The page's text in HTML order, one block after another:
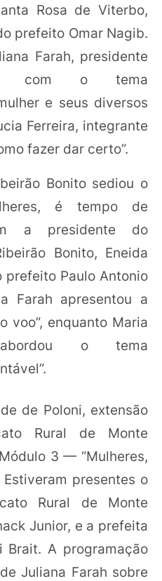
Rosa de Viterbo,
prefeito Omar Nagib.
Farah, presidente
com o tema
e seus diversos
Ferreira, integrante
fazer dar certo”.
Bonito sediou o
é tempo de
a presidente do
Bonito, Eneida
prefeito Paulo Antonio
Farah apresentou a
voo”, enquanto Maria
o tema
de Poloni, extensão
Rural de Monte
3 — “Mulheres,
presentes o
Rural de Monte
Junior, e a prefeita
Brait. A programação
Juliana Farah sobre